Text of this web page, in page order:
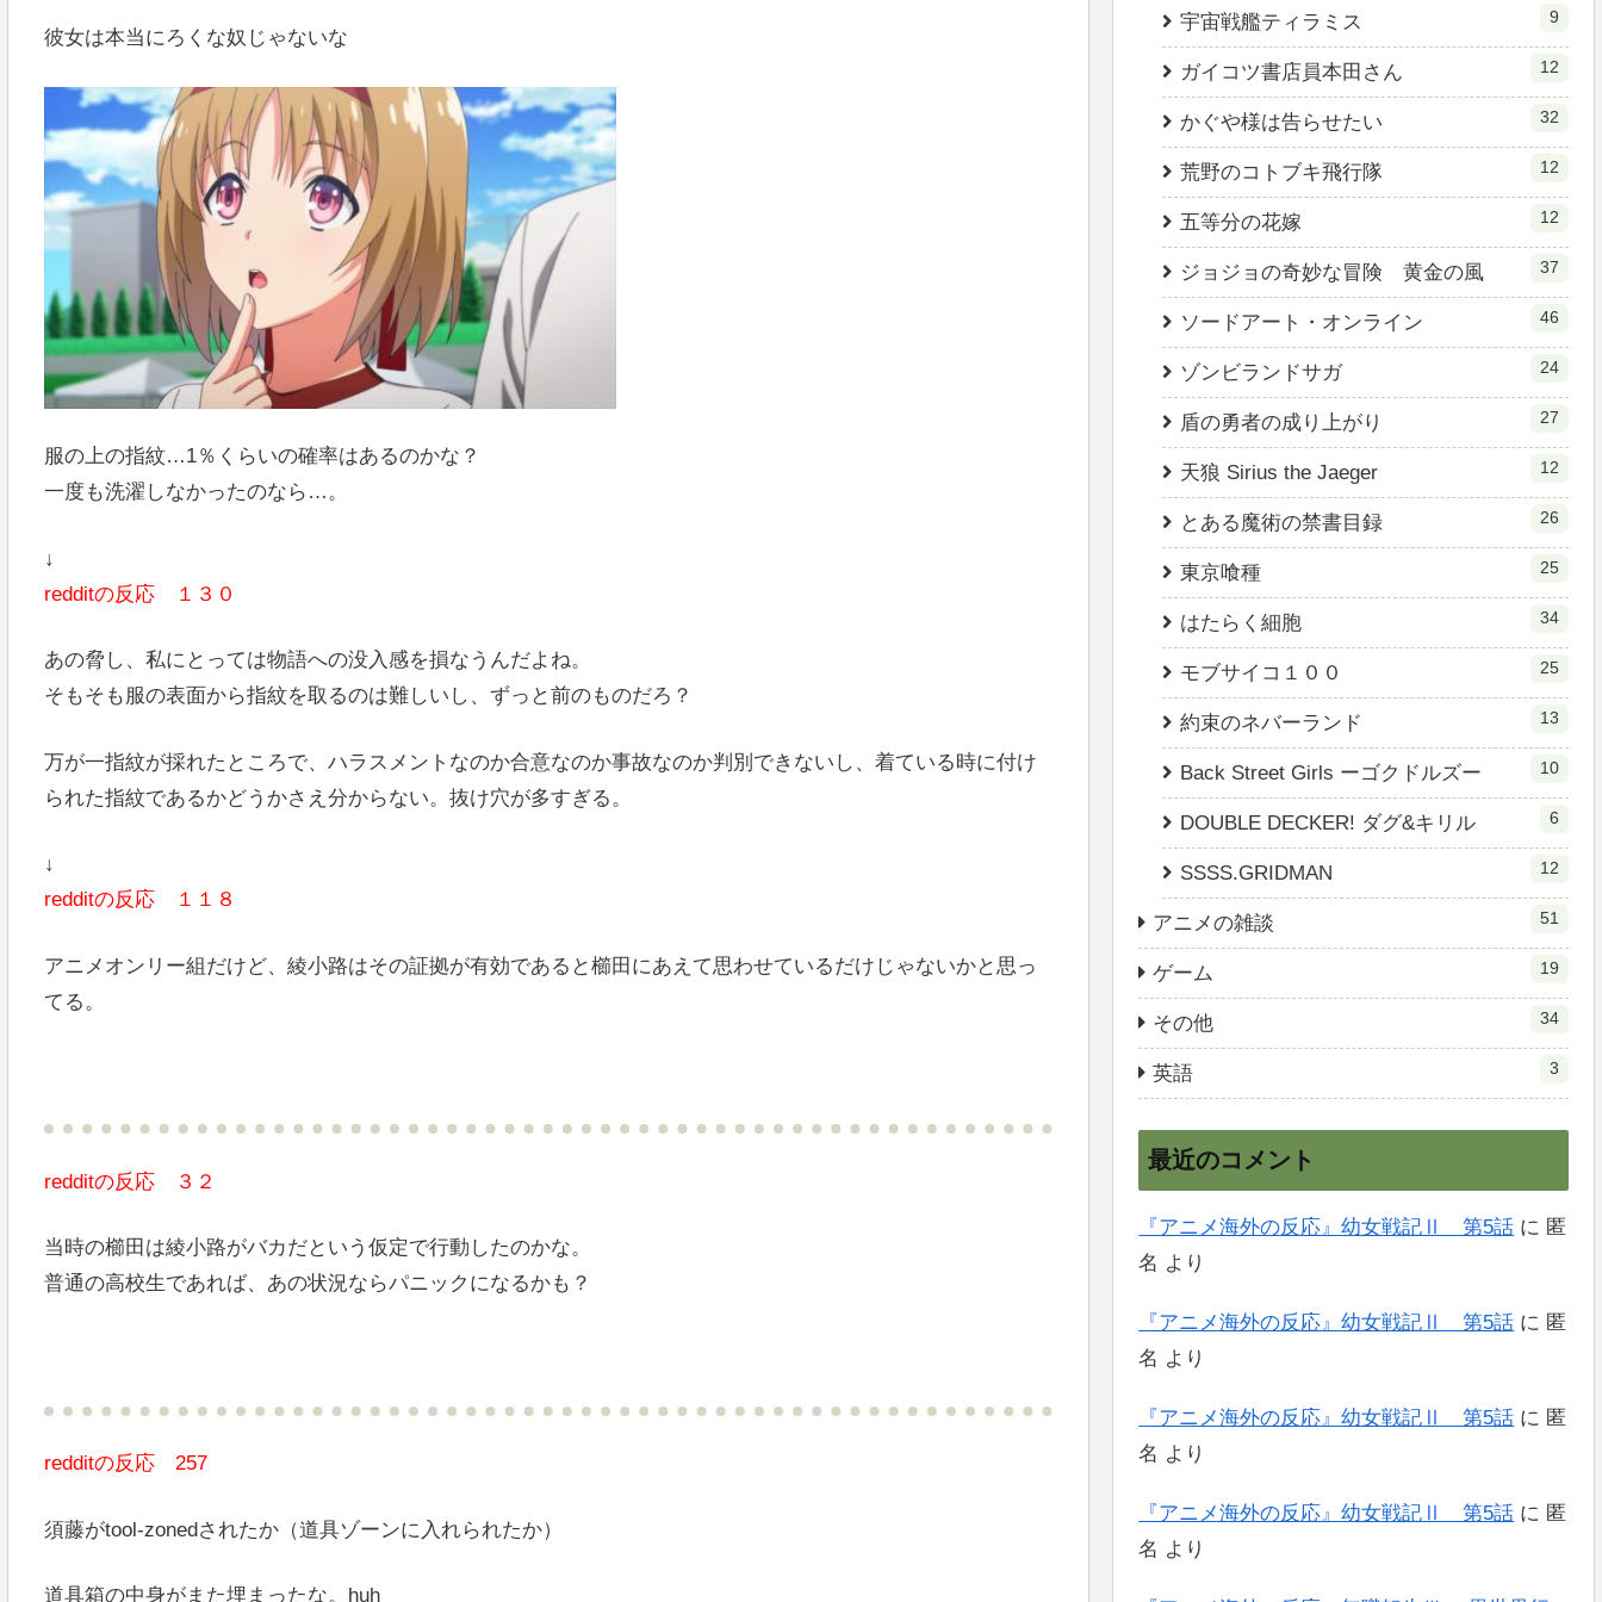
彼女は本当にろくな奴じゃないな
服の上の指紋…1％くらいの確率はあるのかな？
一度も洗濯しなかったのなら…。
↓
redditの反応 １３０
あの脅し、私にとっては物語への没入感を損なうんだよね。
そもそも服の表面から指紋を取るのは難しいし、ずっと前のものだろ？
万が一指紋が採れたところで、ハラスメントなのか合意なのか事故なのか判別できないし、着ている時に付け
られた指紋であるかどうかさえ分からない。抜け穴が多すぎる。
↓
redditの反応 １１８
アニメオンリー組だけど、綾小路はその証拠が有効であると櫛田にあえて思わせているだけじゃないかと思っ
てる。
redditの反応 ３２
当時の櫛田は綾小路がバカだという仮定で行動したのかな。
普通の高校生であれば、あの状況ならパニックになるかも？
redditの反応 257
須藤がtool-zonedされたか（道具ゾーンに入れられたか）
道具箱の中身がまた埋まったな。huh
宇宙戦艦ティラミス 9
ガイコツ書店員本田さん 12
かぐや様は告らせたい 32
荒野のコトブキ飛行隊 12
五等分の花嫁 12
ジョジョの奇妙な冒険 黄金の風 37
ソードアート・オンライン 46
ゾンビランドサガ 24
盾の勇者の成り上がり 27
天狼 Sirius the Jaeger 12
とある魔術の禁書目録 26
東京喰種 25
はたらく細胞 34
モブサイコ１００ 25
約束のネバーランド 13
Back Street Girls ーゴクドルズー 10
DOUBLE DECKER! ダグ&キリル 6
SSSS.GRIDMAN 12
アニメの雑談 51
ゲーム 19
その他 34
英語 3
最近のコメント
『アニメ海外の反応』幼女戦記Ⅱ 第5話 に 匿
名 より
『アニメ海外の反応』幼女戦記Ⅱ 第5話 に 匿
名 より
『アニメ海外の反応』幼女戦記Ⅱ 第5話 に 匿
名 より
『アニメ海外の反応』幼女戦記Ⅱ 第5話 に 匿
名 より